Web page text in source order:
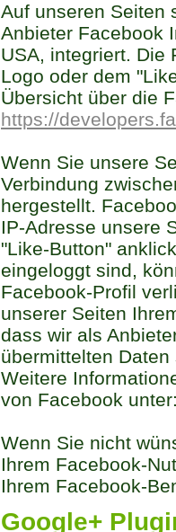
Auf unseren Seiten
Anbieter Facebook
USA, integriert. Die
Logo oder dem
Übersicht über die
https://
Wenn Sie unsere
Verbindung
hergestellt.
IP-Adresse unsere
"Like-Button"
eingeloggt sind,
Facebook-Profil
unserer Seiten
dass wir als
übermittelten
Weitere
von Facebook
Wenn Sie nicht
Ihrem Facebook-
Ihrem Facebook-
Google+